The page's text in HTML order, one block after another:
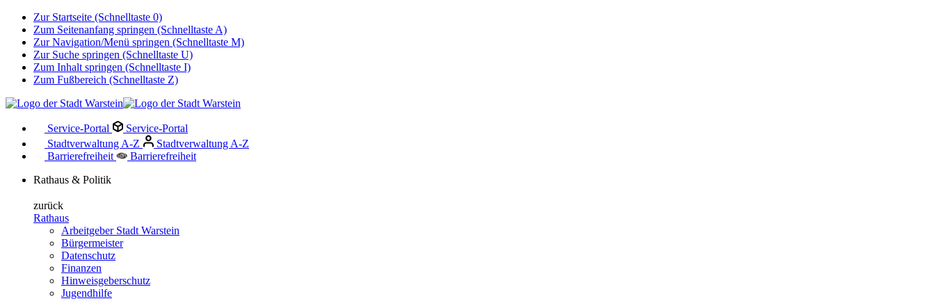
Zur Startseite (Schnelltaste 0)
Zum Seitenanfang springen (Schnelltaste A)
Zur Navigation/Menü springen (Schnelltaste M)
Zur Suche springen (Schnelltaste U)
Zum Inhalt springen (Schnelltaste I)
Zum Fußbereich (Schnelltaste Z)
Service-Portal
Service-Portal
Stadtverwaltung A-Z
Stadtverwaltung A-Z
Barrierefreiheit
Barrierefreiheit
Rathaus & Politik
zurück
Rathaus
Arbeitgeber Stadt Warstein
Bürgermeister
Datenschutz
Finanzen
Hinweisgeberschutz
Jugendhilfe